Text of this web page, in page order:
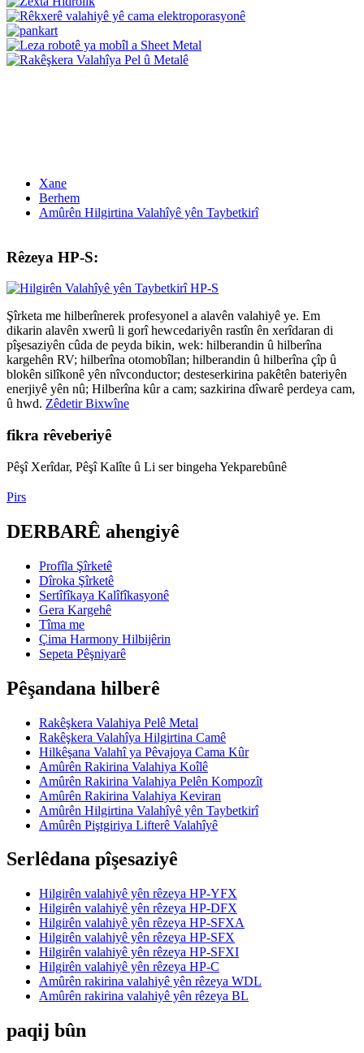
Xane
Berhem
Amûrên Hilgirtina Valahîyê yên Taybetkirî
Rêzeya HP-S:
Şîrketa me hilberînerek profesyonel a alavên valahiyê ye. Em
dikarin alavên xwerû li gorî hewcedariyên rastîn ên xerîdaran di
pîşesaziyên cûda de peyda bikin, wek: hilberandin û hilberîna
kargehên RV; hilberîna otomobîlan; hilberandin û hilberîna çîp û
blokên silîkonê yên nîvconductor; desteserkirina pakêtên bateriyên
enerjiyê yên nû; Hilberîna kûr a cam; sazkirina dîwarê perdeya cam,
û hwd. Zêdetir Bixwîne
fikra rêveberiyê
Pêşî Xerîdar, Pêşî Kalîte û Li ser bingeha Yekparebûnê
Pirs
DERBARÊ ahengiyê
Profîla Şîrketê
Dîroka Şîrketê
Sertîfîkaya Kalîfîkasyonê
Gera Kargehê
Tîma me
Çima Harmony Hilbijêrin
Sepeta Pêşniyarê
Pêşandana hilberê
Rakêşkera Valahiya Pelê Metal
Rakêşkera Valahîya Hilgirtina Camê
Hilkêşana Valahî ya Pêvajoya Cama Kûr
Amûrên Rakirina Valahiya Koîlê
Amûrên Rakirina Valahiya Pelên Kompozît
Amûrên Rakirina Valahiya Keviran
Amûrên Hilgirtina Valahîyê yên Taybetkirî
Amûrên Piştgiriya Lifterê Valahîyê
Serlêdana pîşesaziyê
Hilgirên valahiyê yên rêzeya HP-YFX
Hilgirên valahiyê yên rêzeya HP-DFX
Hilgirên valahiyê yên rêzeya HP-SFXA
Hilgirên valahiyê yên rêzeya HP-SFX
Hilgirên valahiyê yên rêzeya HP-SFXI
Hilgirên valahiyê yên rêzeya HP-C
Amûrên rakirina valahiyê yên rêzeya WDL
Amûrên rakirina valahiyê yên rêzeya BL
paqij bûn